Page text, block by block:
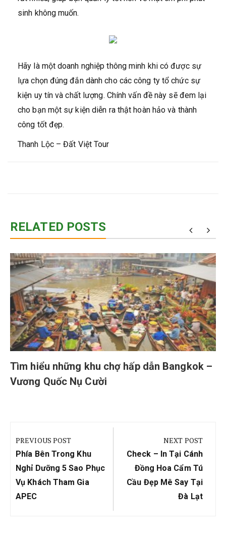
sinh không muốn.
Hãy là một doanh nghiệp thông minh khi có được sự
lựa chọn đúng đắn dành cho các công ty tổ chức sự
kiện uy tín và chất lượng. Chính vấn đề này sẽ đem lại
cho bạn một sự kiện diễn ra thật hoàn hảo và thành
công tốt đẹp.
Thanh Lộc – Đất Việt Tour
RELATED POSTS
Tìm hiểu những khu chợ hấp dẫn Bangkok –
Vương Quốc Nụ Cười
hướng
bài
viết
PREVIOUS POST
Previous
Post:
Phía Bên Trong Khu
Nghỉ Dưỡng 5 Sao Phục
Vụ Khách Tham Gia
APEC
NEXT POST
Next
Post:
Check – In Tại Cánh
Đồng Hoa Cẩm Tú
Cầu Đẹp Mê Say Tại
Đà Lạt